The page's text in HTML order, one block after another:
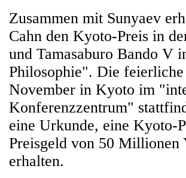
Zusammen mit Sunyaev
Cahn den Kyoto-Preis in
und Tamasaburo Bando V
Philosophie". Die
November in Kyoto im
Konferenzzentrum"
eine Urkunde, eine Kyoto-
Preisgeld von 50 Millionen
erhalten.